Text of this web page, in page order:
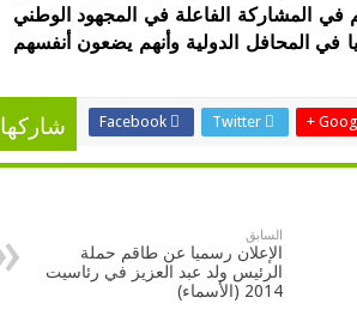
في المشاركة الفاعلة في المجهود الوطني
في المحافل الدولية وأنهم يضعون أنفسهم
شاركها Facebook Twitter
السابق
الإعلان رسميا عن طاقم حملة
الرئيس ولد عبد العزيز في رئاسيت
2014 (الأسماء)